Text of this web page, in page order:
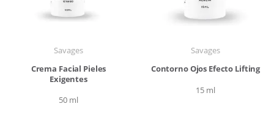
Savages
Crema Facial Pieles
Exigentes
50 ml
Savages
Contorno Ojos Efecto Lifting
15 ml